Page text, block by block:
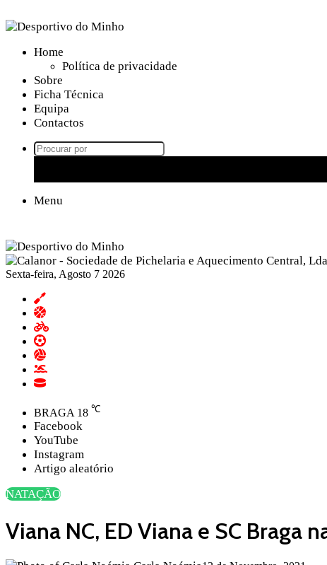
Home
Política de privacidade
Sobre
Ficha Técnica
Equipa
Contactos
Menu
Sexta-feira, Agosto 7 2026
BRAGA 18 ℃
Facebook
YouTube
Instagram
Artigo aleatório
NATAÇÃO
Viana NC, ED Viana e SC Braga